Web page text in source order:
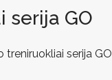
serija GO
treniruokliai serija GO